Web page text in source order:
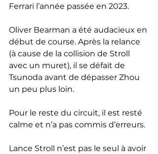
Ferrari l’année passée en 2023.
Oliver Bearman a été audacieux en
début de course. Après la relance
(à cause de la collision de Stroll
avec un muret), il se défait de
Tsunoda avant de dépasser Zhou
un peu plus loin.
Pour le reste du circuit, il est resté
calme et n’a pas commis d’erreurs.
Lance Stroll n’est pas le seul à avoir